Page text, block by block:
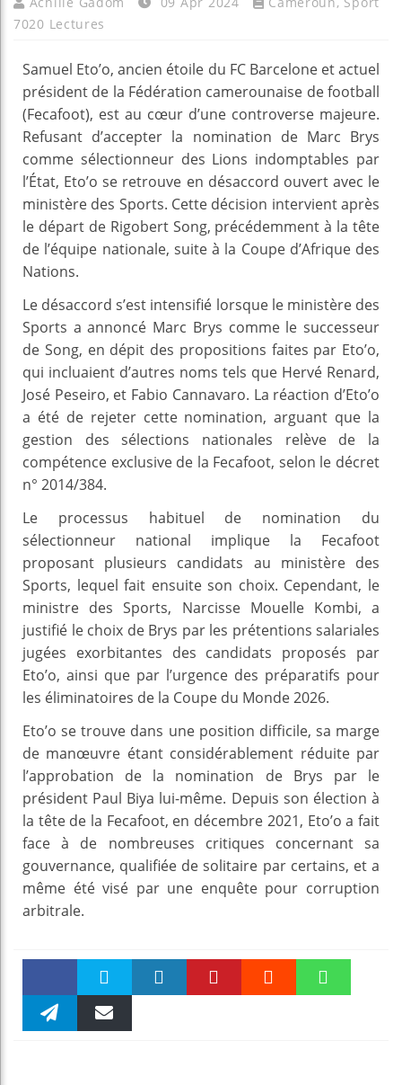
7020 Lectures
Samuel Eto’o, ancien étoile du FC Barcelone et actuel
président de la Fédération camerounaise de football
(Fecafoot), est au cœur d’une controverse majeure.
Refusant d’accepter la nomination de Marc Brys
comme sélectionneur des Lions indomptables par
l’État, Eto’o se retrouve en désaccord ouvert avec le
ministère des Sports. Cette décision intervient après
le départ de Rigobert Song, précédemment à la tête
de l’équipe nationale, suite à la Coupe d’Afrique des
Nations.
Le désaccord s’est intensifié lorsque le ministère des
Sports a annoncé Marc Brys comme le successeur
de Song, en dépit des propositions faites par Eto’o,
qui incluaient d’autres noms tels que Hervé Renard,
José Peseiro, et Fabio Cannavaro. La réaction d’Eto’o
a été de rejeter cette nomination, arguant que la
gestion des sélections nationales relève de la
compétence exclusive de la Fecafoot, selon le décret
n° 2014/384.
Le processus habituel de nomination du
sélectionneur national implique la Fecafoot
proposant plusieurs candidats au ministère des
Sports, lequel fait ensuite son choix. Cependant, le
ministre des Sports, Narcisse Mouelle Kombi, a
justifié le choix de Brys par les prétentions salariales
jugées exorbitantes des candidats proposés par
Eto’o, ainsi que par l’urgence des préparatifs pour
les éliminatoires de la Coupe du Monde 2026.
Eto’o se trouve dans une position difficile, sa marge
de manœuvre étant considérablement réduite par
l’approbation de la nomination de Brys par le
président Paul Biya lui-même. Depuis son élection à
la tête de la Fecafoot, en décembre 2021, Eto’o a fait
face à de nombreuses critiques concernant sa
gouvernance, qualifiée de solitaire par certains, et a
même été visé par une enquête pour corruption
arbitrale.
Faceboo Twitter